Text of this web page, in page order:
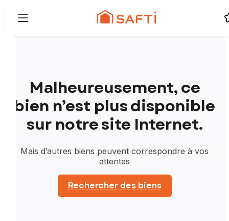
Malheureusement, ce
bien n’est plus disponible
sur notre site Internet.
Mais d’autres biens peuvent correspondre à vos
attentes
Rechercher des biens